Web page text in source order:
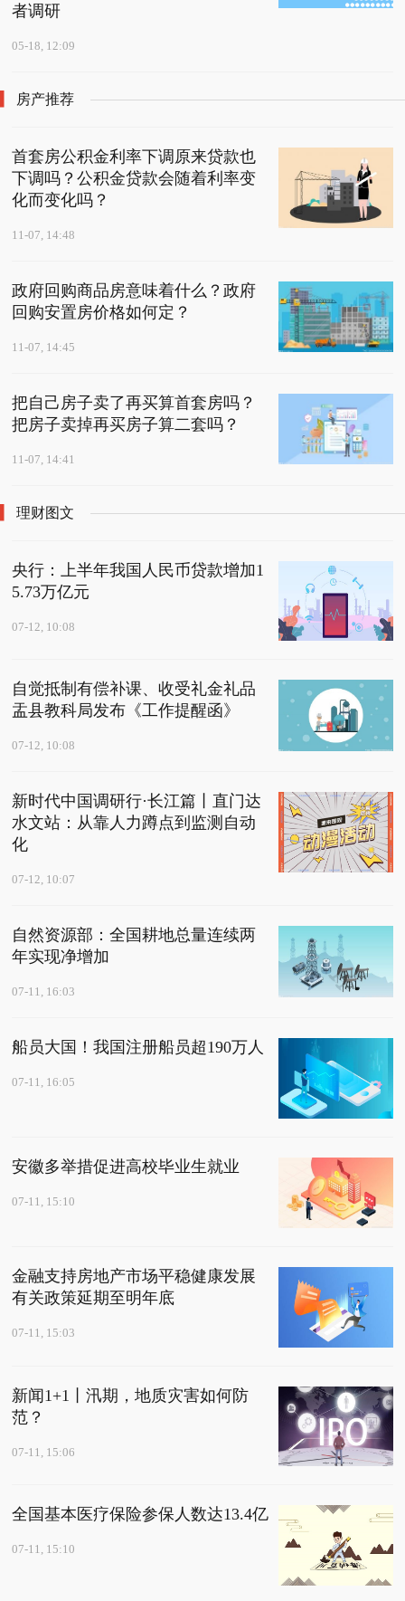
者调研
05-18, 12:09
房产推荐
首套房公积金利率下调原来贷款也
下调吗？公积金贷款会随着利率变
化而变化吗？
11-07, 14:48
政府回购商品房意味着什么？政府
回购安置房价格如何定？
11-07, 14:45
把自己房子卖了再买算首套房吗？
把房子卖掉再买房子算二套吗？
11-07, 14:41
理财图文
央行：上半年我国人民币贷款增加1
5.73万亿元
07-12, 10:08
自觉抵制有偿补课、收受礼金礼品
盂县教科局发布《工作提醒函》
07-12, 10:08
新时代中国调研行·长江篇丨直门达
水文站：从靠人力蹲点到监测自动
化
07-12, 10:07
自然资源部：全国耕地总量连续两
年实现净增加
07-11, 16:03
船员大国！我国注册船员超190万人
07-11, 16:05
安徽多举措促进高校毕业生就业
07-11, 15:10
金融支持房地产市场平稳健康发展
有关政策延期至明年底
07-11, 15:03
新闻1+1丨汛期，地质灾害如何防
范？
07-11, 15:06
全国基本医疗保险参保人数达13.4亿
07-11, 15:10